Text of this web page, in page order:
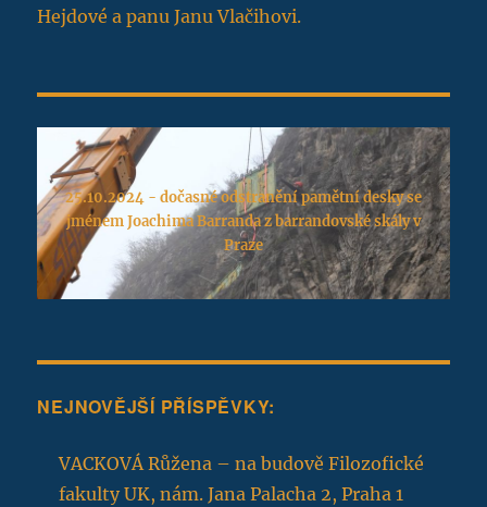
Hejdové a panu Janu Vlačihovi.
25.10.2024 - dočasné odstranění pamětní desky se
jménem Joachima Barranda z barrandovské skály v
Praze
NEJNOVĚJŠÍ PŘÍSPĚVKY:
VACKOVÁ Růžena – na budově Filozofické
fakulty UK, nám. Jana Palacha 2, Praha 1